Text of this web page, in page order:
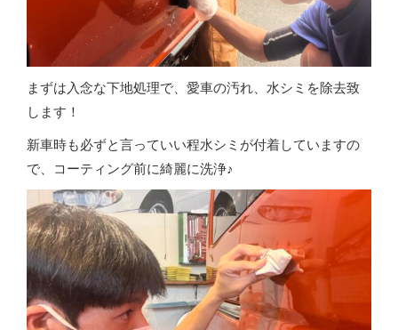
まずは入念な下地処理で、愛車の汚れ、水シミを除去致
します！
新車時も必ずと言っていい程水シミが付着していますの
で、コーティング前に綺麗に洗浄♪